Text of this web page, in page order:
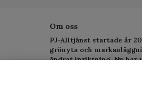
Om oss
PJ-Alltjänst startade år
grönyta och
ändrat inriktning. Nu har